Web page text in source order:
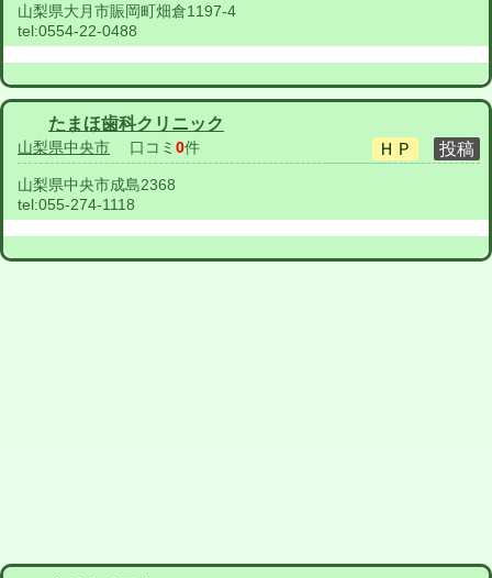
山梨県大月市賑岡町畑倉1197-4
tel:0554-22-0488
たまほ歯科クリニック
山梨県中央市 口コミ 0件
山梨県中央市成島2368
tel:055-274-1118